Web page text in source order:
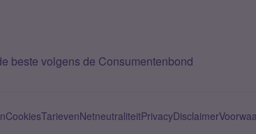
beste volgens de Consumentenbond
CookiesTarievenNetneutraliteitPrivacyDisclaimer